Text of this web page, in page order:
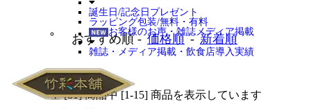
誕生日/記念日プレゼント
ラッピング包装/無料・有料
お客様のお声・雑誌メディア掲載
雑誌・メディア掲載・飲食店導入実績
おすすめ順 -価格順- 新着順
全 [81] 商品中 [1-15] 商品を表示しています